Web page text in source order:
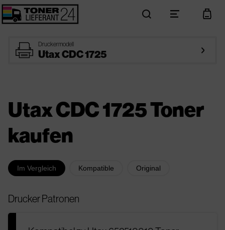
search menu cart
printer Druckermodell
Utax CDC 1725 arrow_right
Utax CDC 1725 Toner
kaufen
Im Vergleich Kompatible Original
Drucker Patronen